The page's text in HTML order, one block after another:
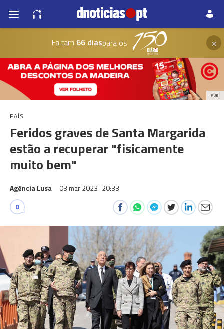
Faltam 66 diaspara os ×
PUB
PAÍS
Feridos graves de Santa Margarida
estão a recuperar "fisicamente
muito bem"
Agência Lusa 03 mar 2023 20:33
0